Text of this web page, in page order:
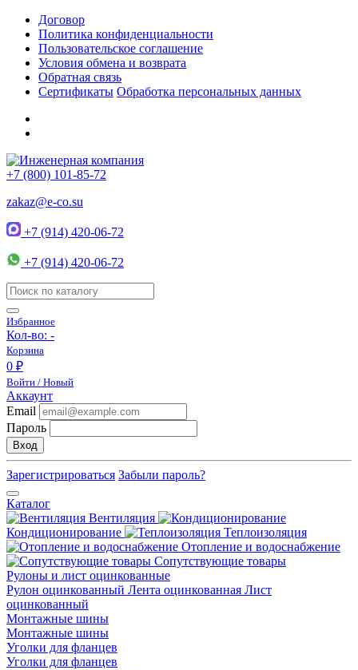
Договор
Политика конфиденциальности
Пользовательское соглашение
Условия обмена и возврата
Обратная связь
Сертификаты Обработка персональных данных
+7 (800) 101-85-72
zakaz@e-co.su
+7 (914) 420-06-72
+7 (914) 420-06-72
Избранное
Кол-во: -
Корзина
0 ₽
Войти / Новый
Аккаунт
Email
Пароль
Вход
Зарегистрироваться Забыли пароль?
Каталог
Вентиляция
Кондиционирование
Теплоизоляция
Отопление и водоснабжение
Сопутствующие товары
Рулоны и лист оцинкованные
Рулон оцинкованный Лента оцинкованная Лист
оцинкованный
Монтажные шины
Монтажные шины
Уголки для фланцев
Уголки для фланцев